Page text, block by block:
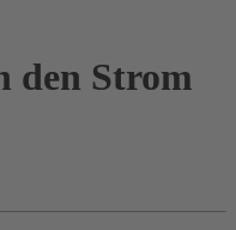
den Strom